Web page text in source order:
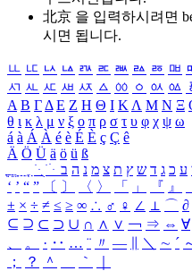
北京 을 입력하시려면
시면 됩니다.
ㅥ ㅦ ㅧ ㅨ ㅩ ㅪ ㅫ ㅬ ㅭ ㅮ
ㅺ ㅻ ㅼ ㅽ ㅾ ㅿ ㆀ ㆁ ㆂ ㆃ
Α Β ΓΔ Ε Ζ Η Θ Ι ΚΛ Μ Ν Ξ
θ ι κ λ μ ν ξ ο π ρ σ τ υ φ χ ψ ω
á à Á À é è É È ç Ç ê
Ä Ö Ü ä ö ü ß
ִֶֹ ֻּ ׁׂ ע כ ג ד ש ץ ת צ מ נ ה ב
‘ ’ “ ” 〔 〕 〈 〉 「 」 『 』
± × ÷ ≠ ≤ ≥ ∞ ∴ ♂ ♀ ∠ ⊥ ⌒ ∂
⊆ ⊇ ⊂ ⊃ ∪ ∩ ∧ ∨ ￢ ⇒ ⇔ ∀
、
。 · ‥ … ¨ 〃 ― ＼ ∼ ´
；
？ ＾ ｀